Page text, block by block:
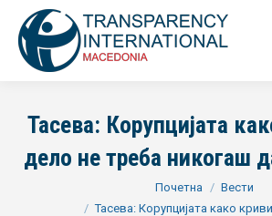
Тасева: Корупцијата
дело не треба никогаш
Почетна
Вести
Тасева: Корупцијата како